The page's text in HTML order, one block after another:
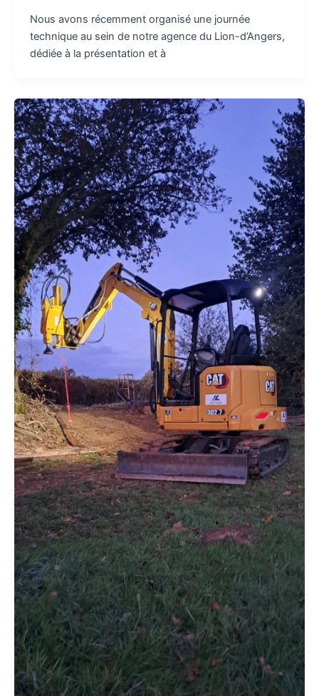
Nous avons récemment organisé une journée
technique au sein de notre agence du Lion-d’Angers,
dédiée à la présentation et à